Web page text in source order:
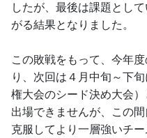
したが、最後は課題とし
がる結果となりました。
この敗戦をもって、今年
り、次回は４月中旬～下
権大会のシード決め大会
出場できませんが、この
克服してより一層強いチ